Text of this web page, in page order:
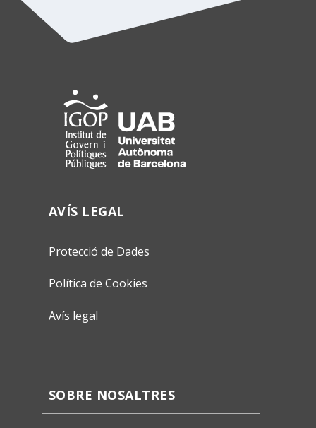
AVÍS LEGAL
Protecció de Dades
Política de Cookies
Avís legal
SOBRE NOSALTRES